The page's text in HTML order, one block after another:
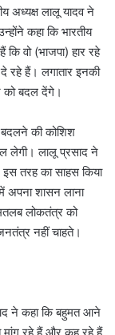
अध्यक्ष लालू यादव ने
कहा कि भारतीय
वो (भाजपा) हार रहे
रहे हैं। लगातार इनकी
को बदल देंगे।
की कोशिश
लेगी। लालू प्रसाद ने
तरह का साहस किया
अपना शासन लाना
लोकतंत्र को
नहीं चाहते।
ने कहा कि बहुमत आने